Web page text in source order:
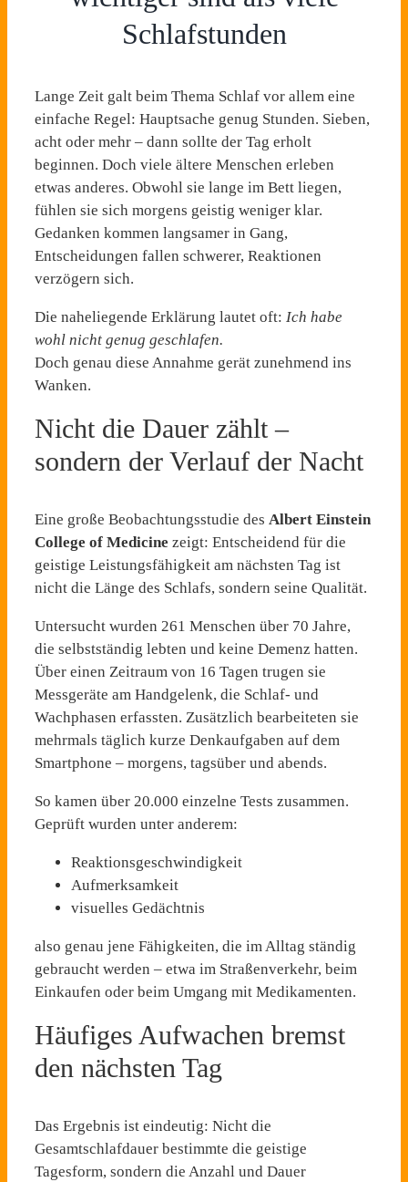
Schlafstunden
Lange Zeit galt beim Thema Schlaf vor allem eine
einfache Regel: Hauptsache genug Stunden. Sieben,
acht oder mehr – dann sollte der Tag erholt
beginnen. Doch viele ältere Menschen erleben
etwas anderes. Obwohl sie lange im Bett liegen,
fühlen sie sich morgens geistig weniger klar.
Gedanken kommen langsamer in Gang,
Entscheidungen fallen schwerer, Reaktionen
verzögern sich.
Die naheliegende Erklärung lautet oft: Ich habe
wohl nicht genug geschlafen.
Doch genau diese Annahme gerät zunehmend ins
Wanken.
Nicht die Dauer zählt –
sondern der Verlauf der Nacht
Eine große Beobachtungsstudie des Albert Einstein
College of Medicine zeigt: Entscheidend für die
geistige Leistungsfähigkeit am nächsten Tag ist
nicht die Länge des Schlafs, sondern seine Qualität.
Untersucht wurden 261 Menschen über 70 Jahre,
die selbstständig lebten und keine Demenz hatten.
Über einen Zeitraum von 16 Tagen trugen sie
Messgeräte am Handgelenk, die Schlaf- und
Wachphasen erfassten. Zusätzlich bearbeiteten sie
mehrmals täglich kurze Denkaufgaben auf dem
Smartphone – morgens, tagsüber und abends.
So kamen über 20.000 einzelne Tests zusammen.
Geprüft wurden unter anderem:
Reaktionsgeschwindigkeit
Aufmerksamkeit
visuelles Gedächtnis
also genau jene Fähigkeiten, die im Alltag ständig
gebraucht werden – etwa im Straßenverkehr, beim
Einkaufen oder beim Umgang mit Medikamenten.
Häufiges Aufwachen bremst
den nächsten Tag
Das Ergebnis ist eindeutig: Nicht die
Gesamtschlafdauer bestimmte die geistige
Tagesform, sondern die Anzahl und Dauer